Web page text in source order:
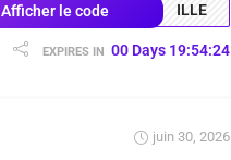
Afficher le code ILLE
EXPIRES IN 00 Days 19:54:23
juin 30, 2026